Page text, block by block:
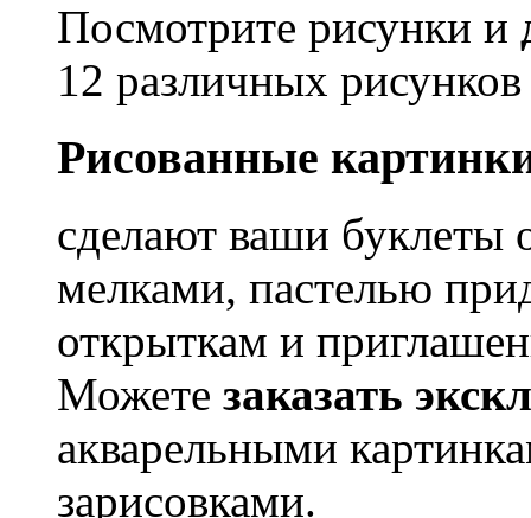
Посмотрите рисунки и
12 различных
Рисованные
сделают ваши буклеты
мелками, пастелью
открыткам и
Можете заказать
акварельными
зарисовками.